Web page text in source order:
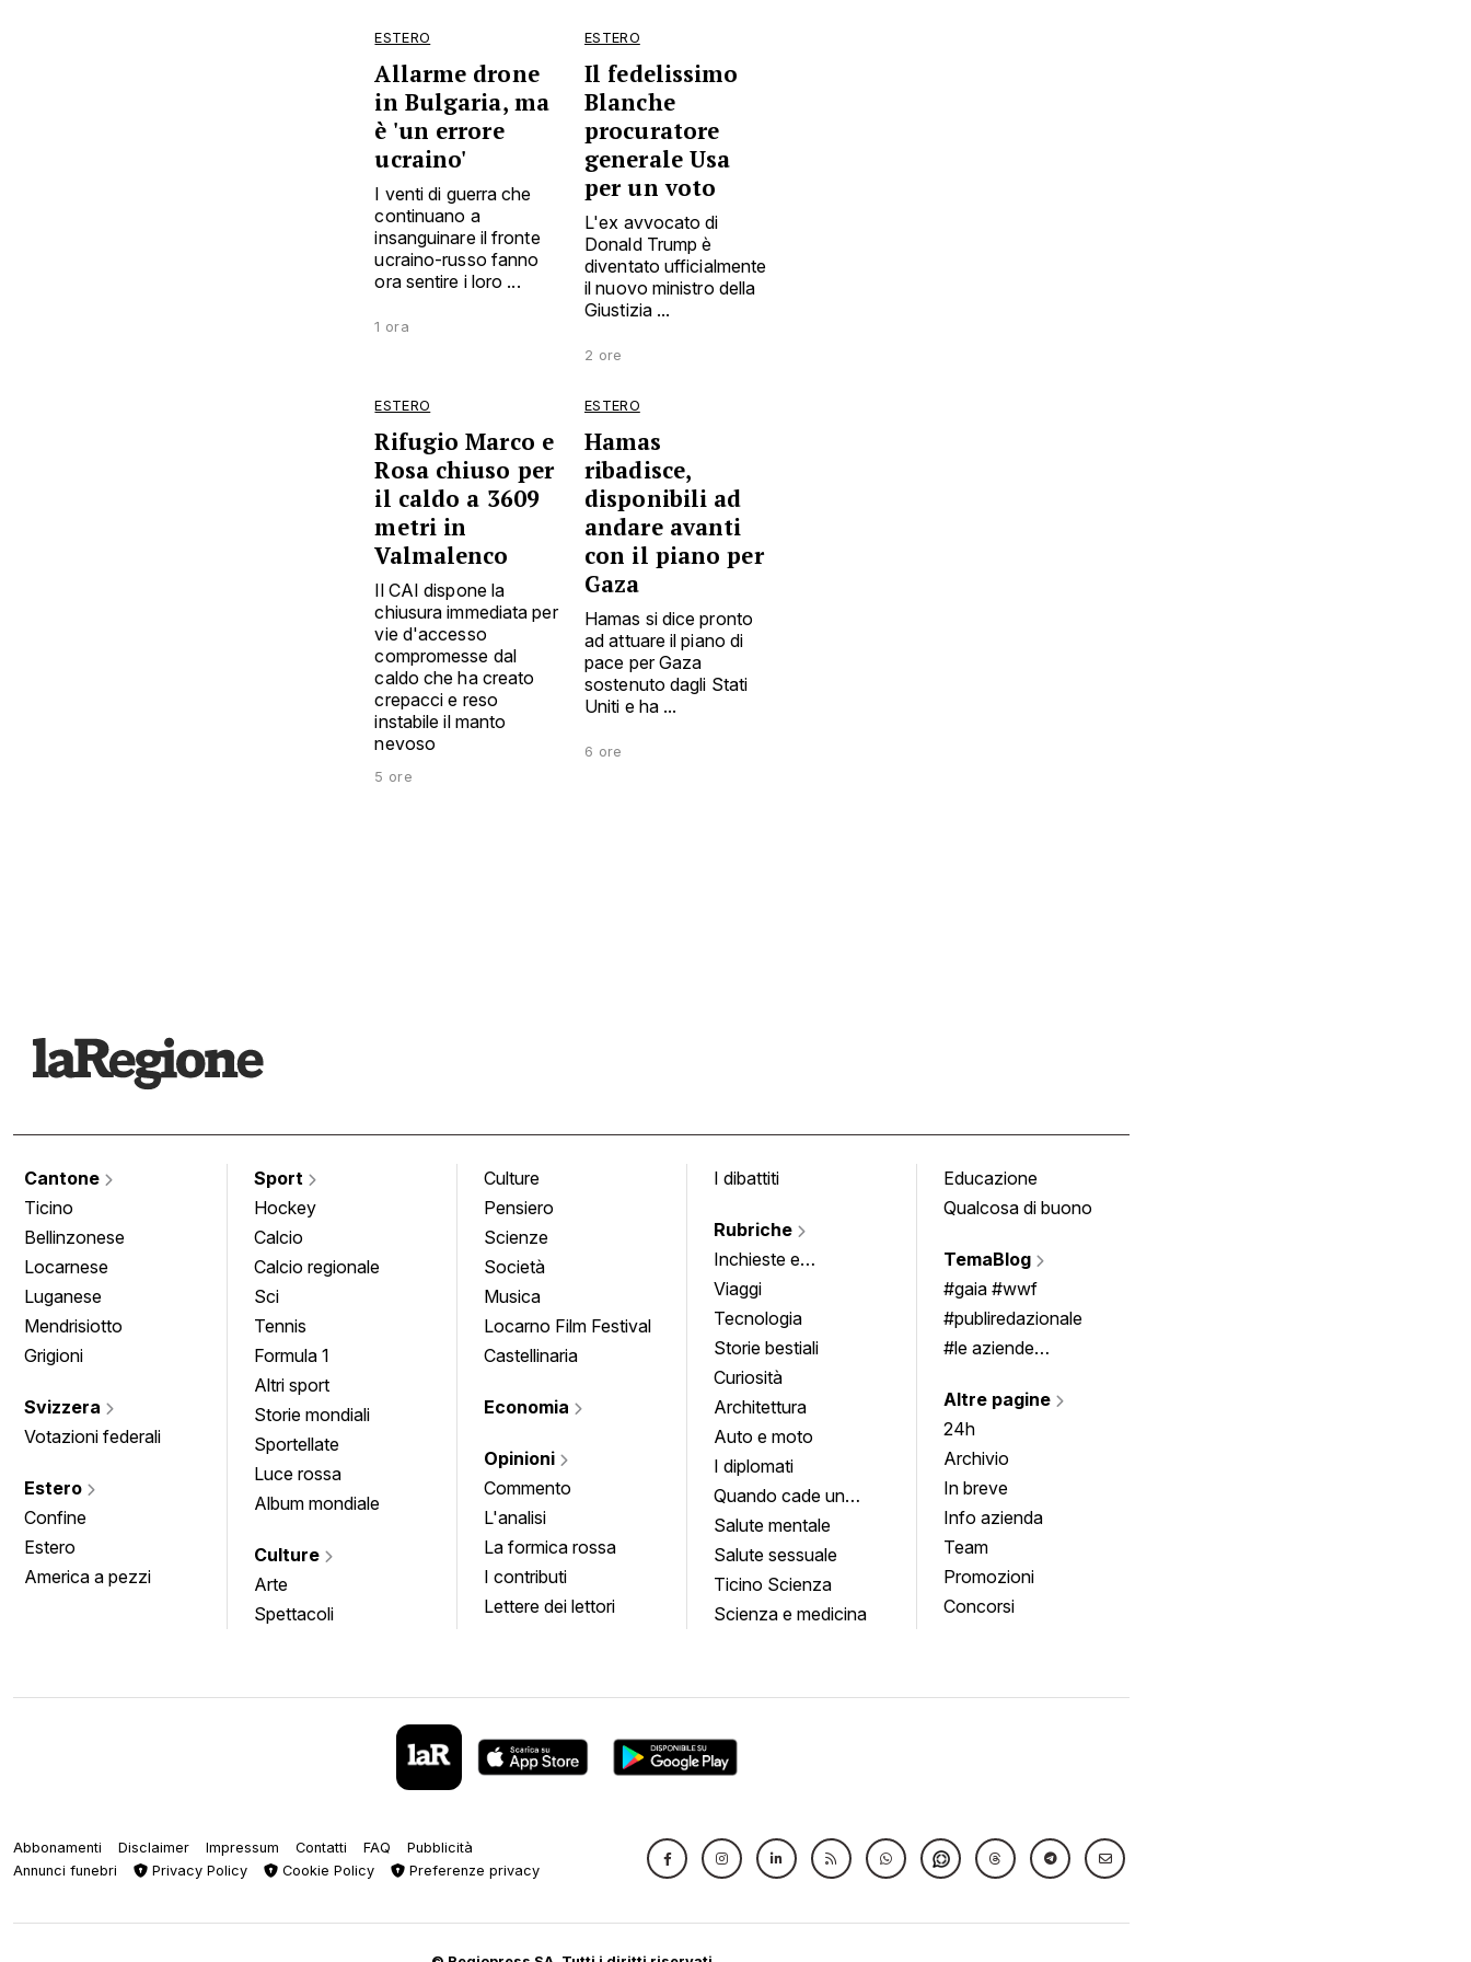
ESTERO
Allarme drone
in Bulgaria, ma
è 'un errore
ucraino'
I venti di guerra che
continuano a
insanguinare il fronte
ucraino-russo fanno
ora sentire i loro ...
1 ora
ESTERO
Il fedelissimo
Blanche
procuratore
generale Usa
per un voto
L'ex avvocato di
Donald Trump è
diventato ufficialmente
il nuovo ministro della
Giustizia ...
2 ore
ESTERO
Rifugio Marco e
Rosa chiuso per
il caldo a 3609
metri in
Valmalenco
Il CAI dispone la
chiusura immediata per
vie d'accesso
compromesse dal
caldo che ha creato
crepacci e reso
instabile il manto
nevoso
5 ore
ESTERO
Hamas
ribadisce,
disponibili ad
andare avanti
con il piano per
Gaza
Hamas si dice pronto
ad attuare il piano di
pace per Gaza
sostenuto dagli Stati
Uniti e ha ...
6 ore
Cantone
Ticino
Bellinzonese
Locarnese
Luganese
Mendrisiotto
Grigioni
Svizzera
Votazioni federali
Estero
Confine
Estero
America a pezzi
Sport
Hockey
Calcio
Calcio regionale
Sci
Tennis
Formula 1
Altri sport
Storie mondiali
Sportellate
Luce rossa
Album mondiale
Culture
Arte
Spettacoli
Culture
Pensiero
Scienze
Società
Musica
Locarno Film Festival
Castellinaria
Economia
Opinioni
Commento
L'analisi
La formica rossa
I contributi
Lettere dei lettori
I dibattiti
Rubriche
Inchieste e
approfondimenti
Viaggi
Tecnologia
Storie bestiali
Curiosità
Architettura
Auto e moto
I diplomati
Quando cade un
quadro
Salute mentale
Salute sessuale
Ticino Scienza
Scienza e medicina
Educazione
Qualcosa di buono
TemaBlog
#gaia #wwf
#publiredazionale
#le aziende
Altre pagine
24h
Archivio
In breve
Info azienda
Team
Promozioni
Concorsi
Abbonamenti Disclaimer Impressum Contatti FAQ
Pubblicità
Annunci funebri
Privacy Policy Cookie Policy Preferenze privacy